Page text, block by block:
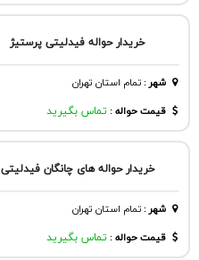
خریدار حواله فیدلیتی پرستیژ
شهر:تمام استان تهران
قیمت حواله : تماس بگیرید
خریدار حواله های چانگان فیدلیتی
شهر:تمام استان تهران
قیمت حواله : تماس بگیرید